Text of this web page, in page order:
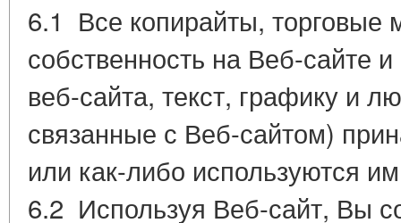
6.1 Все копирайты, торговые
собственность на Веб-сайте
веб-сайта, текст, графику и
связанные с Веб-сайтом)
или как-либо используются
6.2 Используя Веб-сайт, Вы